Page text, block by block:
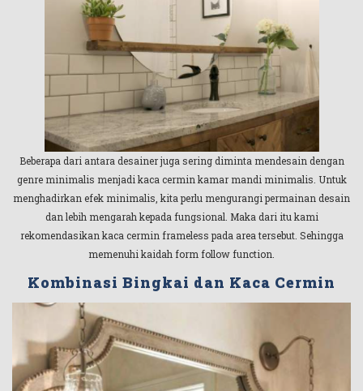
Beberapa dari antara desainer juga sering diminta mendesain dengan
genre minimalis menjadi kaca cermin kamar mandi minimalis. Untuk
menghadirkan efek minimalis, kita perlu mengurangi permainan desain
dan lebih mengarah kepada fungsional. Maka dari itu kami
rekomendasikan kaca cermin frameless pada area tersebut. Sehingga
memenuhi kaidah form follow function.
Kombinasi Bingkai dan Kaca Cermin